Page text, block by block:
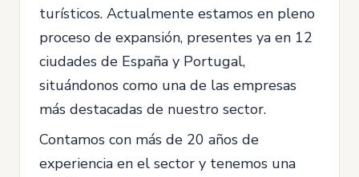
turísticos. Actualmente estamos en pleno
proceso de expansión, presentes ya en 12
ciudades de España y Portugal,
situándonos como una de las empresas
más destacadas de nuestro sector.
Contamos con más de 20 años de
experiencia en el sector y tenemos una